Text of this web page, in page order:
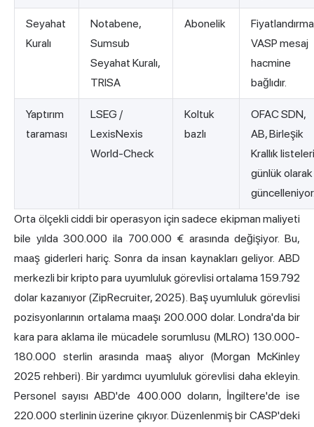
Seyahat
Kuralı
Notabene,
Sumsub
Seyahat Kuralı,
TRISA
Abonelik
VASP mesaj
hacmine
bağlıdır.
Yaptırım
taraması
LSEG /
LexisNexis
World-Check
Koltuk
bazlı
OFAC SDN,
AB, Birleşik
Krallık listeleri
günlük olarak
Orta ölçekli ciddi bir operasyon için sadece ekipman maliyeti
bile yılda 300.000 ila 700.000 € arasında değişiyor. Bu,
maaş giderleri hariç. Sonra da insan kaynakları geliyor. ABD
merkezli bir kripto para uyumluluk görevlisi ortalama 159.792
dolar kazanıyor (ZipRecruiter, 2025). Baş uyumluluk görevlisi
pozisyonlarının ortalama maaşı 200.000 dolar. Londra'da bir
kara para aklama ile mücadele sorumlusu (MLRO) 130.000-
180.000 sterlin arasında maaş alıyor (Morgan McKinley
2025 rehberi). Bir yardımcı uyumluluk görevlisi daha ekleyin.
Personel sayısı ABD'de 400.000 doların, İngiltere'de ise
220.000 sterlinin üzerine çıkıyor. Düzenlenmiş bir CASP'deki